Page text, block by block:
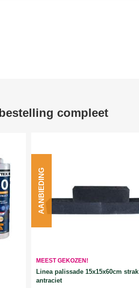
compleet
MEEST GEKOZEN!
Linea palissade 15x15x60cm strak
antraciet
AANBIEDING